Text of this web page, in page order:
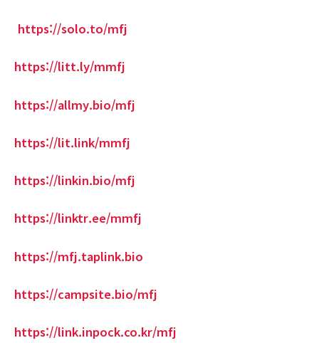
https://solo.to/mfj
https://litt.ly/mmfj
https://allmy.bio/mfj
https://lit.link/mmfj
https://linkin.bio/mfj
https://linktr.ee/mmfj
https://mfj.taplink.bio
https://campsite.bio/mfj
https://link.inpock.co.kr/mfj